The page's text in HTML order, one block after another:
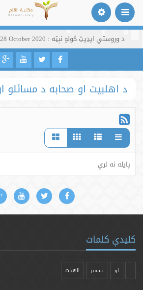
د وروستي اپډیټ کولو نېټه : Wednesday 28 October 2020
د اهلبیت او صحابه د مسائلو
پایله نه لري
کلیدې کلمات
- او تفسیر الهیات